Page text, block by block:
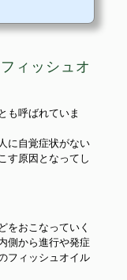
ィッシュオ
も呼ばれていま
に自覚症状がない
す原因となってし
をおこなっていく
側から進行や発症
フィッシュオイル